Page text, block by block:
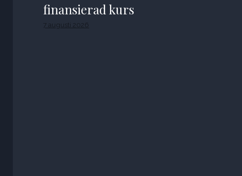
finansierad kurs
7 augusti 2026